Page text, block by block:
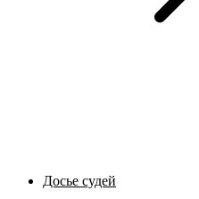
Досье судей